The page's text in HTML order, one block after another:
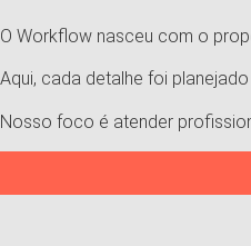
O Workflow nasceu com o
Aqui, cada detalhe foi
Nosso foco é atender